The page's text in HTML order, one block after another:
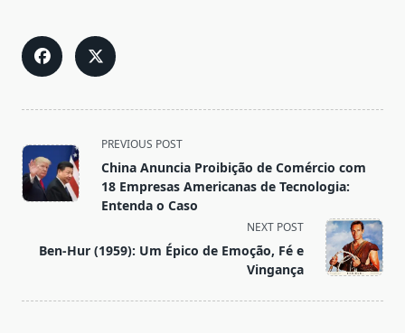
<span
class="nav-
subtitle
screen-
text">Page</span>
PREVIOUS POST
China Anuncia Proibição de Comércio com
18 Empresas Americanas de Tecnologia:
Entenda o Caso
NEXT POST
Ben-Hur (1959): Um Épico de Emoção, Fé e
Vingança